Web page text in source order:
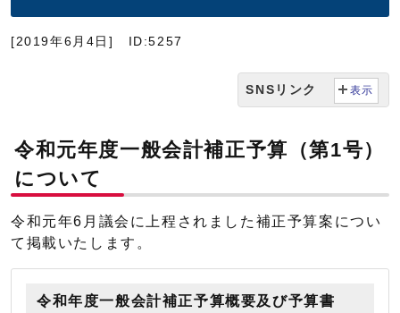
[2019年6月4日] ID:5257
SNSリンク 表示
令和元年度一般会計補正予算（第1号）
について
令和元年6月議会に上程されました補正予算案につい
て掲載いたします。
令和年度一般会計補正予算概要及び予算書